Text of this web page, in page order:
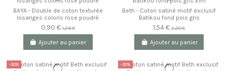
BAYA - Double de coton texturée
losanges coloris rose poudré
0,90 € 1,29 €
Ajouter au panier
Beth - Coton satiné motif exclusif
Batikou fond pois gris
1,54 €2,20 €
Ajouter au panier
-30% -30%